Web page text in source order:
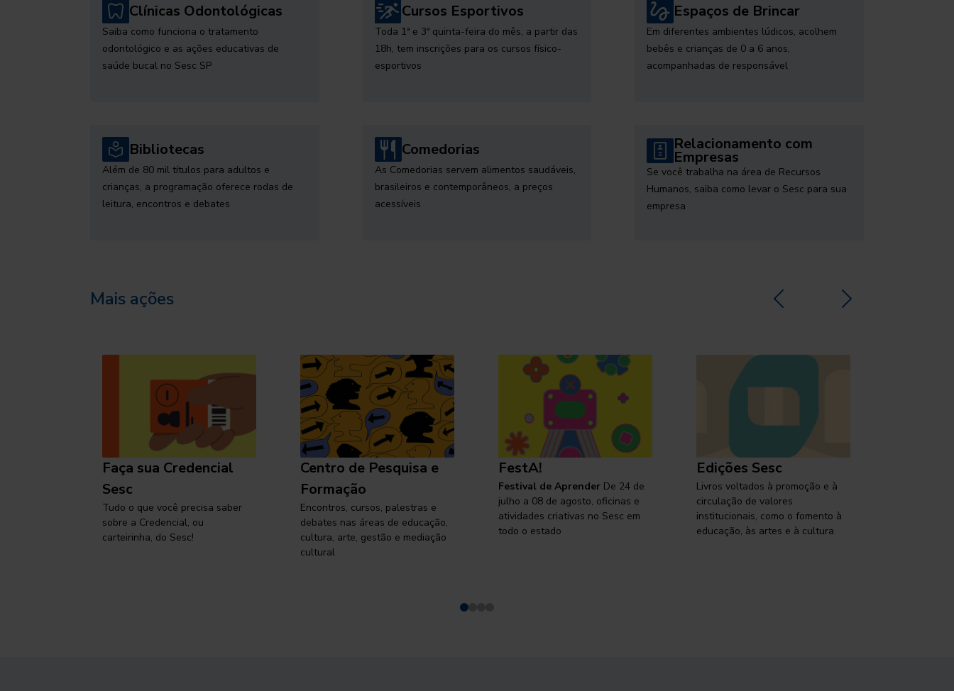
Clínicas Odontológicas
Saiba como funciona o tratamento
odontológico e as ações educativas de
saúde bucal no Sesc SP
Cursos Esportivos
Toda 1ª e 3ª quinta-feira do mês, a partir das
18h, tem inscrições para os cursos físico-
esportivos
Espaços de Brincar
Em diferentes ambientes lúdicos, acolhem
bebês e crianças de 0 a 6 anos,
acompanhadas de responsável
Bibliotecas
Além de 80 mil títulos para adultos e
crianças, a programação oferece rodas de
leitura, encontros e debates
Comedorias
As Comedorias servem alimentos saudáveis,
brasileiros e contemporâneos, a preços
acessíveis
Relacionamento com
Empresas
Se você trabalha na área de Recursos
Humanos, saiba como levar o Sesc para sua
empresa
Mais ações
Faça sua Credencial
Sesc
Tudo o que você precisa saber
sobre a Credencial, ou
carteirinha, do Sesc!
Centro de Pesquisa e
Formação
Encontros, cursos, palestras e
debates nas áreas de educação,
cultura, arte, gestão e mediação
cultural
FestA!
Festival de Aprender De 24 de
julho a 08 de agosto, oficinas e
atividades criativas no Sesc em
todo o estado
Edições Sesc
Livros voltados à promoção e à
circulação de valores
institucionais, como o fomento à
educação, às artes e à cultura